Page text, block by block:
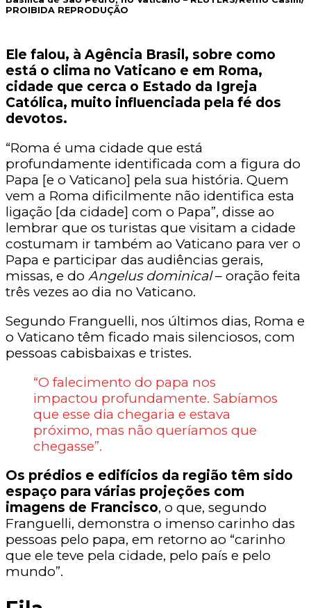
PROIBIDA REPRODUÇÃO
Ele falou, à Agência Brasil, sobre como
está o clima no Vaticano e em Roma,
cidade que cerca o Estado da Igreja
Católica, muito influenciada pela fé dos
devotos.
“Roma é uma cidade que está
profundamente identificada com a figura do
Papa [e o Vaticano] pela sua história. Quem
vem a Roma dificilmente não identifica esta
ligação [da cidade] com o Papa”, disse ao
lembrar que os turistas que visitam a cidade
costumam ir também ao Vaticano para ver o
Papa e participar das audiências gerais,
missas, e do Angelus dominical– oração feita
três vezes ao dia no Vaticano.
Segundo Franguelli, nos últimos dias, Roma e
o Vaticano têm ficado mais silenciosos, com
pessoas cabisbaixas e tristes.
“O falecimento do papa nos
impactou profundamente. Sabíamos
que esse dia chegaria e estava
próximo, mas não queríamos que
chegasse”.
Os prédios e edifícios da região têm sido
espaço para várias projeções com
imagens de Francisco, o que, segundo
Franguelli, demonstra o imenso carinho das
pessoas pelo papa, em retorno ao “carinho
que ele teve pela cidade, pelo país e pelo
mundo”.